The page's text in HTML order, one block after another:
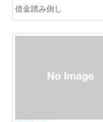
借金踏み倒し